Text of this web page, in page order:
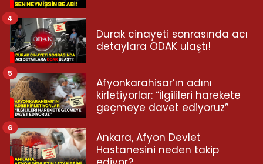
Durak cinayeti sonrasında acı
detaylara ODAK ulaştı!
4
Afyonkarahisar’ın adını
kirletiyorlar: “İlgilileri harekete
geçmeye davet ediyoruz”
5
Ankara, Afyon Devlet
Hastanesini neden takip
6